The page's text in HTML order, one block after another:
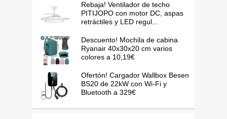
Rebaja! Ventilador de techo
PITIJOPO con motor DC, aspas
retráctiles y LED regul...
Descuento! Mochila de cabina
Ryanair 40x30x20 cm varios
colores a 10,19€
Ofertón! Cargador Wallbox Besen
BS20 de 22kW con Wi-Fi y
Bluetooth a 329€